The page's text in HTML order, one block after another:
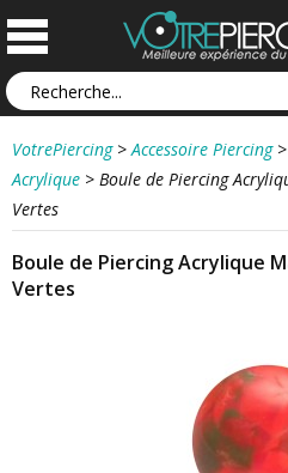
VotrePiercing > Accessoire Piercing >
Acrylique > Boule de Piercing
Vertes
Boule de Piercing Acrylique
Vertes